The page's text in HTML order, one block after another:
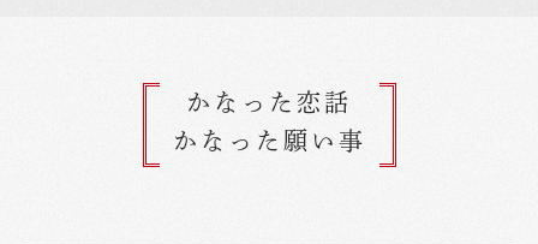
かなった恋話
かなった願い事